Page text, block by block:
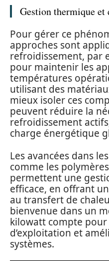
Gestion thermique
Pour gérer ce
approches sont
refroidissement, par
pour maintenir les
températures
utilisant des
mieux isoler ces
peuvent réduire la
refroidissement
charge énergétique
Les avancées dans
comme les
permettent une
efficace, en offrant
au transfert de
bienvenue dans un
kilowatt compte
d’exploitation et
systèmes.